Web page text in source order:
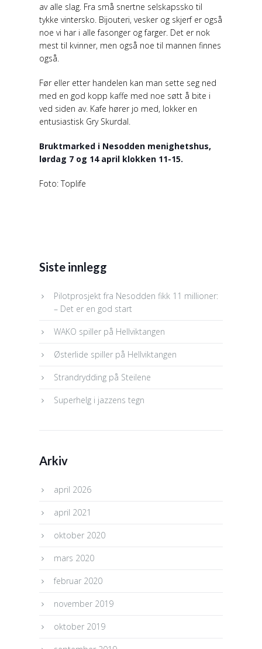
av alle slag. Fra små snertne selskapssko til
tykke vintersko. Bijouteri, vesker og skjerf er også
noe vi har i alle fasonger og farger. Det er nok
mest til kvinner, men også noe til mannen finnes
også.
Før eller etter handelen kan man sette seg ned
med en god kopp kaffe med noe søtt å bite i
ved siden av. Kafe hører jo med, lokker en
entusiastisk Gry Skurdal.
Bruktmarked i Nesodden menighetshus,
lørdag 7 og 14 april klokken 11-15.
Foto: Toplife
Siste innlegg
Pilotprosjekt fra Nesodden fikk 11 millioner:
– Det er en god start
WAKO spiller på Hellviktangen
Østerlide spiller på Hellviktangen
Strandrydding på Steilene
Superhelg i jazzens tegn
Arkiv
april 2026
april 2021
oktober 2020
mars 2020
februar 2020
november 2019
oktober 2019